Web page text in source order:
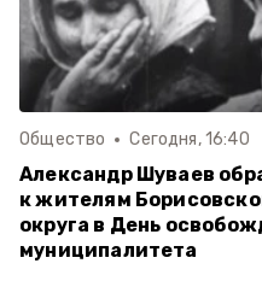
Общество Сегодня, 16:40
Александр Шуваев
к жителям
округа в День
муниципалитета